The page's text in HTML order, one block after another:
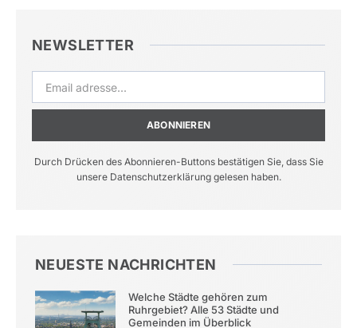
NEWSLETTER
ABONNIEREN
Durch Drücken des Abonnieren-Buttons bestätigen Sie, dass Sie
unsere Datenschutzerklärung gelesen haben.
NEUESTE NACHRICHTEN
Welche Städte gehören zum
Ruhrgebiet? Alle 53 Städte und
Gemeinden im Überblick